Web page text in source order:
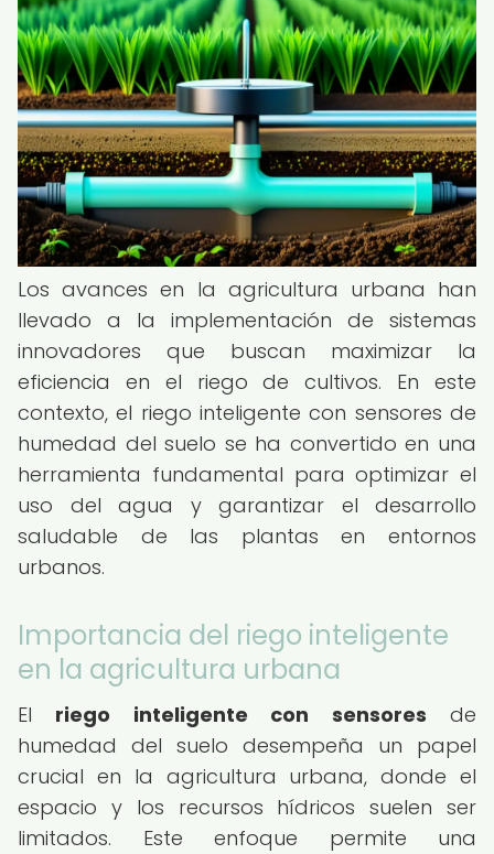
Los avances en la agricultura urbana han
llevado a la implementación de sistemas
innovadores que buscan maximizar la
eficiencia en el riego de cultivos. En este
contexto, el riego inteligente con sensores de
humedad del suelo se ha convertido en una
herramienta fundamental para optimizar el
uso del agua y garantizar el desarrollo
saludable de las plantas en entornos
urbanos.
Importancia del riego inteligente
en la agricultura urbana
El riego inteligente con sensores de
humedad del suelo desempeña un papel
crucial en la agricultura urbana, donde el
espacio y los recursos hídricos suelen ser
limitados. Este enfoque permite una